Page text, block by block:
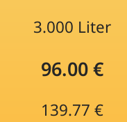
3.000 Liter
96.00 €
139.77 €